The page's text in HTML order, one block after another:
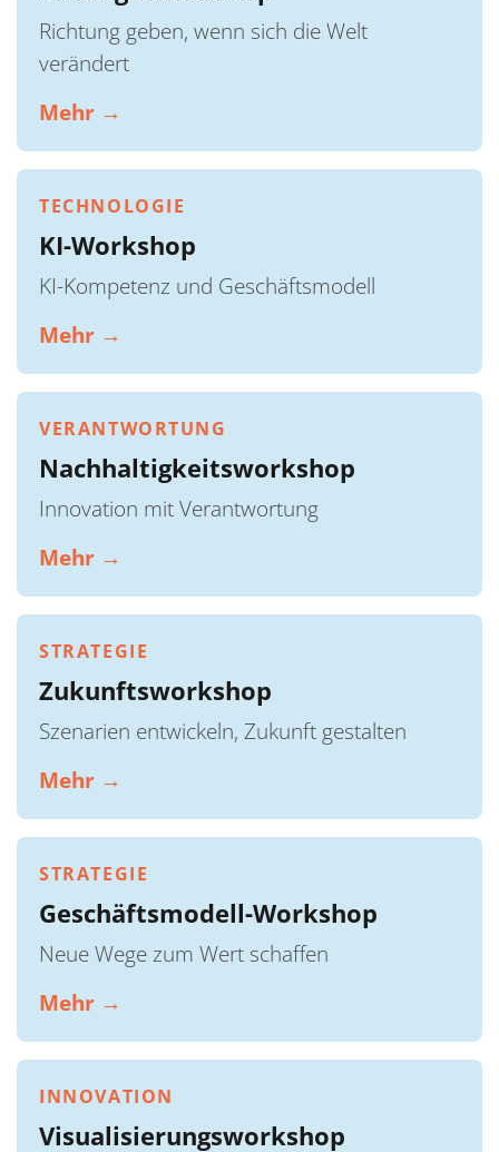
Richtung geben, wenn sich die Welt
verändert
Mehr →
TECHNOLOGIE
KI-Workshop
KI-Kompetenz und Geschäftsmodell
Mehr →
VERANTWORTUNG
Nachhaltigkeitsworkshop
Innovation mit Verantwortung
Mehr →
STRATEGIE
Zukunftsworkshop
Szenarien entwickeln, Zukunft gestalten
Mehr →
STRATEGIE
Geschäftsmodell-Workshop
Neue Wege zum Wert schaffen
Mehr →
INNOVATION
Visualisierungsworkshop